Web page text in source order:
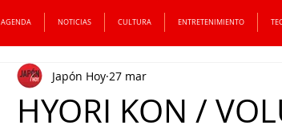
AGENDA NOTICIAS CULTURA ENTRETENIMIENTO
HYORI KON /
Japón Hoy 27 mar